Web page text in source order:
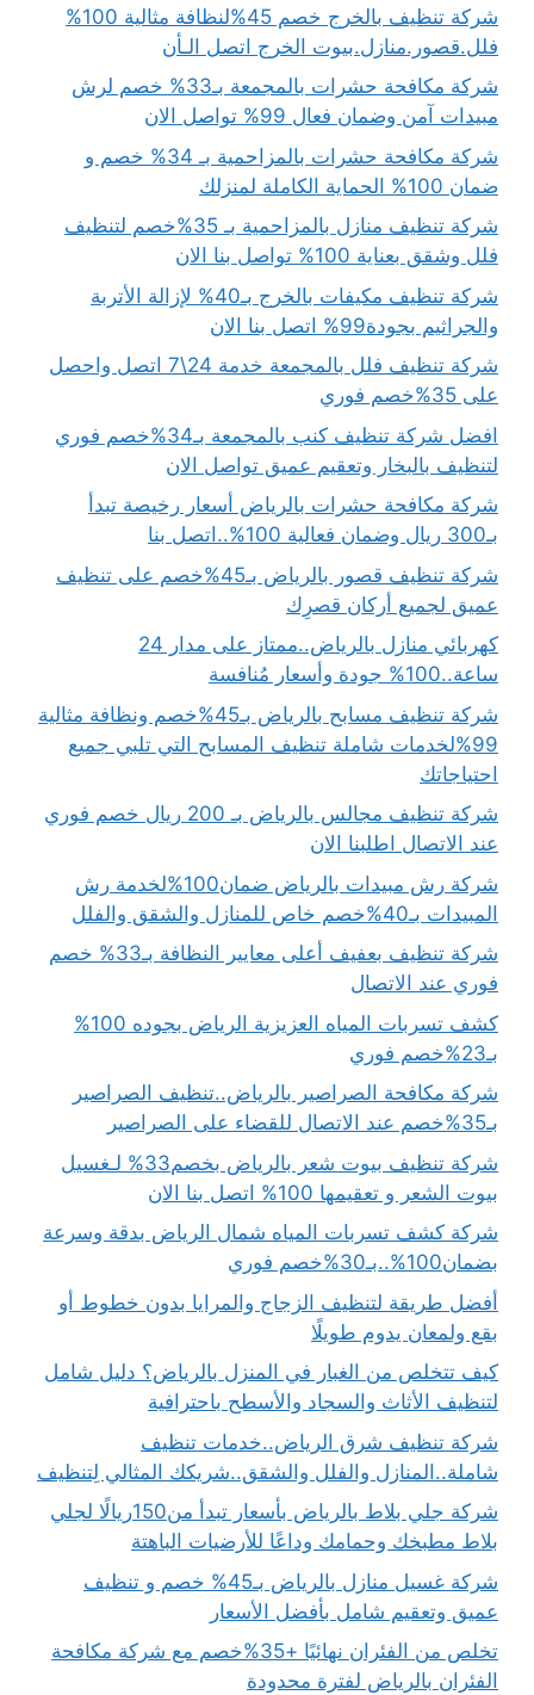
شركة تنظيف بالخرج خصم 45%لنظافة مثالية 100%
فلل.قصور.منازل.بيوت الخرج اتصل الـأن
شركة مكافحة حشرات بالمجمعة بـ33% خصم لرش
مبيدات آمن وضمان فعال 99% تواصل الان
شركة مكافحة حشرات بالمزاحمية بـ 34% خصم و
ضمان 100% الحماية الكاملة لمنزلك
شركة تنظيف منازل بالمزاحمية بـ 35%خصم لتنظيف
فلل وشقق بعناية 100% تواصل بنا الان
شركة تنظيف مكيفات بالخرج بـ40% لإزالة الأتربة
والجراثيم بجودة99% اتصل بنا الان
شركة تنظيف فلل بالمجمعة خدمة 24\7 اتصل واحصل
على 35%خصم فوري
افضل شركة تنظيف كنب بالمجمعة بـ34%خصم فوري
لتنظيف بالبخار وتعقيم عميق تواصل الان
شركة مكافحة حشرات بالرياض أسعار رخيصة تبدأ
بـ300 ريال وضمان فعالية 100%..اتصل بنا
شركة تنظيف قصور بالرياض بـ45%خصم على تنظيف
عميق لجميع أركان قصرِك
كهربائي منازل بالرياض..ممتاز على مدار 24
ساعة..100% جودة وأسعار مُنافسة
شركة تنظيف مسابح بالرياض بـ45%خصم ونظافة مثالية
99%لخدمات شاملة تنظيف المسابح التي تلبي جميع
احتياجاتك
شركة تنظيف مجالس بالرياض بـ 200 ريال خصم فوري
عند الاتصال اطلبنا الان
شركة رش مبيدات بالرياض ضمان100%لخدمة رش
المبيدات بـ40%خصم خاص للمنازل والشقق والفلل
شركة تنظيف بعفيف أعلى معايير النظافة بـ33% خصم
فوري عند الاتصال
كشف تسربات المياه العزيزية الرياض بجوده 100%
بـ23%خصم فوري
شركة مكافحة الصراصير بالرياض..تنظيف الصراصير
بـ35%خصم عند الاتصال للقضاء على الصراصير
شركة تنظيف بيوت شعر بالرياض بخصم33% لـغسيل
بيوت الشعر و تعقيمها 100% اتصل بنا الان
شركة كشف تسربات المياه شمال الرياض بدقة وسرعة
بضمان100%..بـ30%خصم فوري
أفضل طريقة لتنظيف الزجاج والمرايا بدون خطوط أو
بقع ولمعان يدوم طويلًا
كيف تتخلص من الغبار في المنزل بالرياض؟ دليل شامل
لتنظيف الأثاث والسجاد والأسطح باحترافية
شركة تنظيف شرق الرياض..خدمات تنظيف
شاملة..المنازل والفلل والشقق..شريكك المثالي لِتنظيف
شركة جلي بلاط بالرياض بأسعار تبدأ من150ريالًا لجلي
بلاط مطبخك وحمامك وداعًا للأرضيات الباهتة
شركة غسيل منازل بالرياض بـ45% خصم و تنظيف
عميق وتعقيم شامل بأفضل الأسعار
تخلص من الفئران نهائيًا +35%خصم مع شركة مكافحة
الفئران بالرياض لفترة محدودة